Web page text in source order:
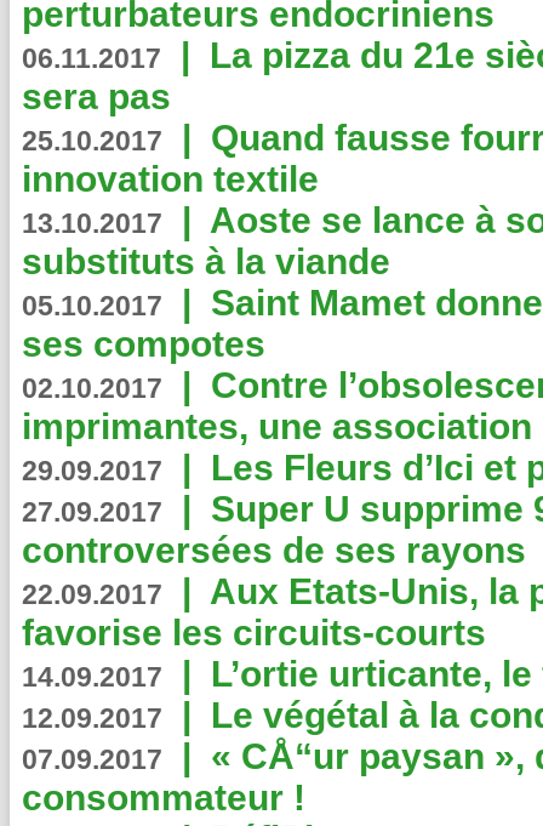
perturbateurs endocriniens
06.11.2017 | La pizza du 21e
sera pas
25.10.2017 | Quand fausse
innovation textile
13.10.2017 | Aoste se lance à
substituts à la viande
05.10.2017 | Saint Mamet
ses compotes
02.10.2017 | Contre
imprimantes, une
29.09.2017 | Les Fleurs d’Ici et
27.09.2017 | Super U supprime
controversées de ses rayons
22.09.2017 | Aux Etats-Unis, la
favorise les circuits-courts
14.09.2017 | L’ortie urticante,
12.09.2017 | Le végétal à la
07.09.2017 | « CÅ“ur paysan
consommateur !